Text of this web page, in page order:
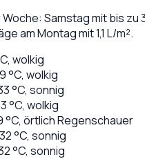
Samstag mit bis zu
am Montag mit 1,1 L/m².
wolkig
°C, wolkig
°C, sonnig
°C, wolkig
°C, örtlich Regenschauer
32°C, sonnig
°C, sonnig